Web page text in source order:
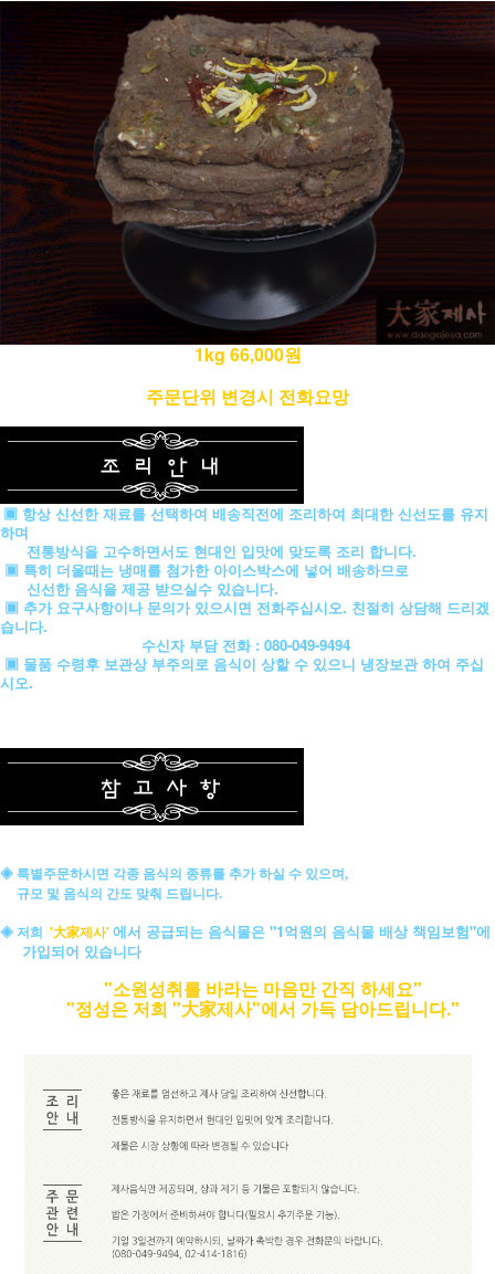
1kg 66,000원
주문단위 변경시 전화요망
▣ 항상 신선한 재료를 선택하여 배송직전에 조리하여 최대한 신선도를 유지
하며
전통방식을 고수하면서도 현대인 입맛에 맞도록 조리 합니다.
▣ 특히 더울때는 냉매를 첨가한 아이스박스에 넣어 배송하므로
신선한 음식을 제공 받으실수 있습니다.
▣ 추가 요구사항이나 문의가 있으시면 전화주십시오. 친절히 상담해 드리겠
습니다.
수신자 부담 전화 : 080-049-9494
▣ 물품 수령후 보관상 부주의로 음식이 상할 수 있으니 냉장보관 하여 주십
시오.
◈ 특별주문하시면 각종 음식의 종류를 추가 하실 수 있으며,
규모 및 음식의 간도 맞춰 드립니다.
◈ 저희 '大家제사'에서 공급되는 음식물은 "1억원의 음식물 배상 책임보험"에
가입되어 있습니다
"소원성취를 바라는 마음만 간직 하세요"
"정성은 저희 "大家제사"에서 가득 담아드립니다."